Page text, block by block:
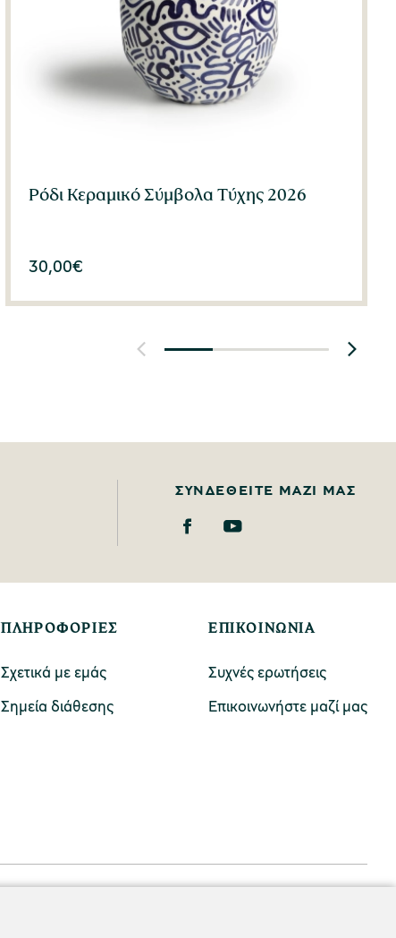
Ρόδι Κεραμικό Σύμβολα Τύχης 2026
30,00€
ΣΥΝΔΕΘΕΊΤΕ ΜΑΖΊ ΜΑΣ
ΠΛΗΡΟΦΟΡΙΕΣ
Σχετικά με εμάς
Σημεία διάθεσης
ΕΠΙΚΟΙΝΩΝΙΑ
Συχνές ερωτήσεις
Επικοινωνήστε μαζί μας